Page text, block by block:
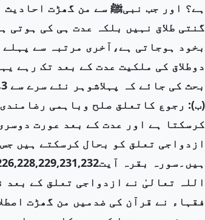
ہے؟ اور جب نبیﷺ سے من گھڑت احادیث
گنتی طلاق نہیں بلکہ عدت ہی کی ہوتی
بخود ہوجاتی ہے،آخری مرتبہ سے
دوطلاق کی ملکیت عدت کے بعد تک رہے
بحث کی جائے کہ پہلاشوہر نئے سرے سے 3طلاق کا مالک ہوگایا پہلے سے موجود2 کا؟۔
(ب): رجوع کاتعلق صلح وباہمی
کرسکتا ہے اور عدت کے بعد عورت
ازدواجی تعلق کو بحال کرسکتے ہیں
ہیں۔سورہ بقرہ آیت226,228,229,231,232اور سورۂ طلاق آیت1,2۔
اللہ تعالیٰ نے ازدواجی تعلق کے
فقہاء نے قرآن کی ضدمیں من گھڑت